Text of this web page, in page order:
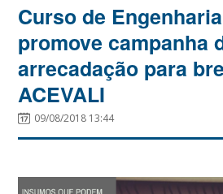
Curso de
promove campanha
arrecadação para
ACEVALI
09/08/2018 13:44